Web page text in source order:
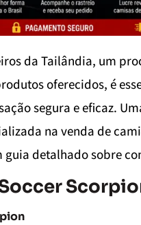
da Tailândia, um
oferecidos, é
segura e eficaz.
na venda de
detalhado sobre